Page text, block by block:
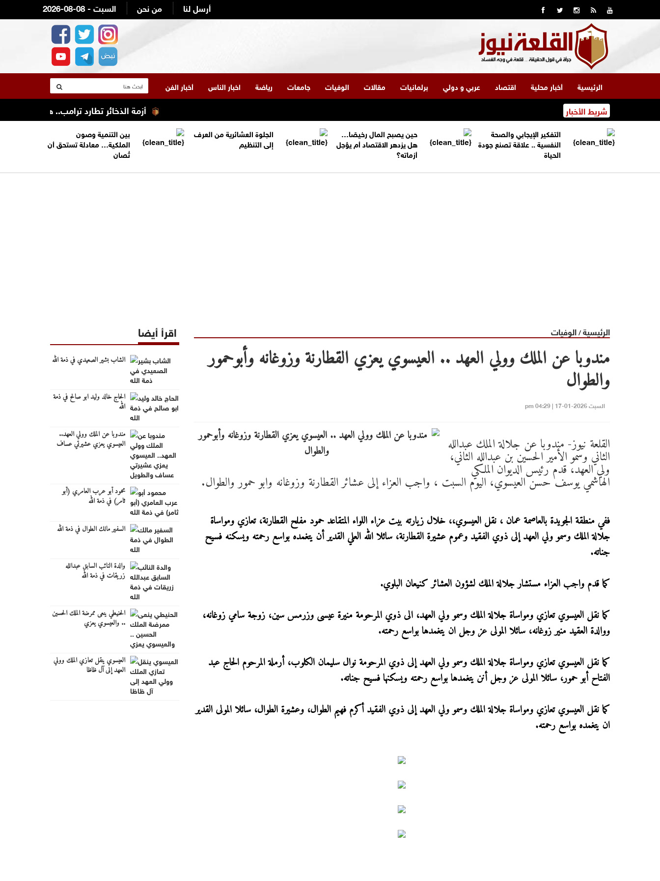
2026-08-08 - السبت من نحن أرسل لنا
الرئيسية أخبار محلية اقتصاد عربي و دولي برلمانيات مقالات الوفيات جامعات رياضة اخبار الناس أخبار الفن
شريط الأخبار أزمة الذخائر تطارد ترامب.. هل استنزفت
التفكير الإيجابي والصحة
النفسية .. علاقة تصنع جودة
الحياة
حين يصبح المال رخيصًا…
هل يزدهر الاقتصاد أم يؤجل
أزماته؟
الجلوة العشائرية من العرف
إلى التنظيم
بين التنمية وصون
الملكية… معادلة تستحق أن
تُصان
الرئيسية/الوفيات
مندوبا عن الملك وولي العهد .. العيسوي يعزي القطارنة وزوغانه وأبوحمور
والطوال
السبت 2026-01-17 | 04:29 pm
القلعة نيوز- مندوبا عن جلالة الملك عبدالله
الثاني وسمو الأمير الحسين بن عبدالله الثاني،
ولي العهد، قدم رئيس الديوان الملكي
الهاشمي يوسف حسن العيسوي، اليوم السبت ، واجب العزاء إلى عشائر القطارنة وزوغانه وابو حمور والطوال.
‏ففي منطقة الجويدة بالعاصمة عمان ، نقل العيسوي،، خلال زيارته بيت عزاء اللواء المتقاعد حمود مفلح القطارنة، تعازي ومواساة
جلالة الملك وسمو ولي العهد إلى ذوي الفقيد وعموم عشيرة القطارنة، سائلا الله العلي القدير أن يتغمده بواسع رحمته ويسكنه فسيح
جناته.
كما قدم واجب العزاء مستشار جلالة الملك لشؤون العشائر كنيعان البلوي.
كما نقل العيسوي تعازي ومواساة جلالة الملك وسمو ولي العهد، الى ذوي المرحومة منيرة عيسى وزرمس سين، زوجة سامي زوغانه،
ووالدة العقيد منير زوغانه، سائلا المولى عز وجل ان يتغمدها بواسع رحمته.
كما نقل العيسوي تعازي ومواساة جلالة الملك وسمو ولي العهد إلى ذوي المرحومة نوال سليمان الكلوب، أرملة المرحوم الحاج عبد
الفتاح أبو حمور، سائلا المولى عز وجل أنن يتغمدها بواسع رحمته ويسكنها فسيح جناته.
كما نقل العيسوي تعازي ومواساة جلالة الملك وسمو ولي العهد إلى ذوي الفقيد أكرم فهيم الطوال، وعشيرة الطوال، سائلا المولى القدير
ان يتغمده بواسع رحمته.
اقرأ أيضا
الشاب بشير الصعيدي في ذمة الله
الحاج خالد وليد ابو صالح في ذمة
الله
مندوبا عن الملك وولي العهد..
العيسوي يعزي عشيرتي عساف
محمود أبو عرب العامري (أبو
ثامر) في ذمة الله
السفير مالك الطوال في ذمة الله
والدة النائب السابق عبدالله
زريقات في ذمة الله
الحنيطي ينعى ممرضة الملك الحسين
.. والعيسوي يعزي
العيسوي ينقل تعازي الملك وولي
العهد إلى آل ظاظا